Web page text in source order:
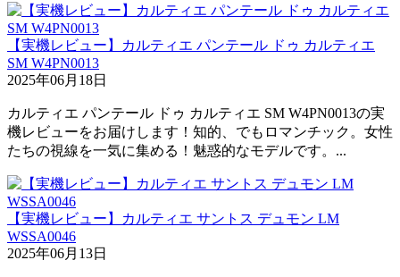
【実機レビュー】カルティエ パンテール ドゥ カルティエ
SM W4PN0013
2025年06月18日
カルティエ パンテール ドゥ カルティエ SM W4PN0013の実
機レビューをお届けします！知的、でもロマンチック。女性
たちの視線を一気に集める！魅惑的なモデルです。...
【実機レビュー】カルティエ サントス デュモン LM
WSSA0046
2025年06月13日